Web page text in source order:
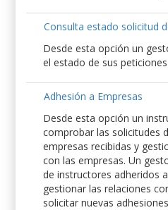
Consulta estado solicitud
Desde esta opción un
el estado de sus
Adhesión a Empresas
Desde esta opción un
comprobar las solicitudes
empresas recibidas y
con las empresas. Un
de instructores adheridos
gestionar las relaciones
solicitar nuevas